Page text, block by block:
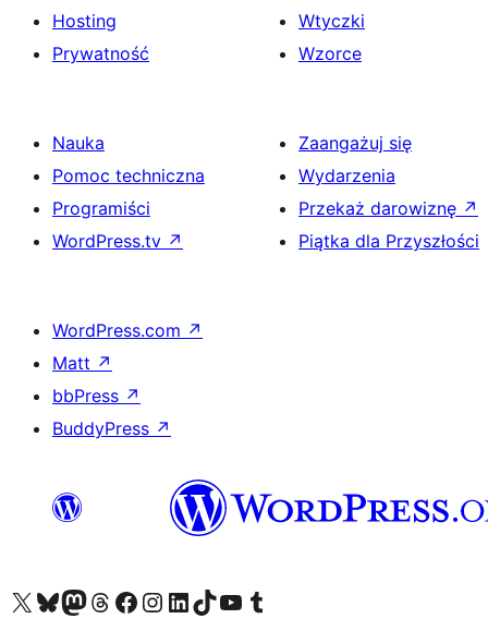
Hosting
Prywatność
Wtyczki
Wzorce
Nauka
Pomoc techniczna
Programiści
WordPress.tv ↗
Zaangażuj się
Wydarzenia
Przekaż darowiznę ↗
Piątka dla Przyszłości
WordPress.com ↗
Matt ↗
bbPress ↗
BuddyPress ↗
Odwiedź nasze konto X (dawniej Twitter)
Odwiedź nasze konto Bluesky
Odwiedź nasze konto na Mastodoncie
Odwiedź naszego Threadsa
Odwiedź naszego Facebooka
Odwiedź nasze konto na Instagramie
Odwiedź nasze konto na LinkedIn
Odwiedź naszego TikToka
Odwiedź nasz kanał YouTube
Odwiedź naszego Tumblra